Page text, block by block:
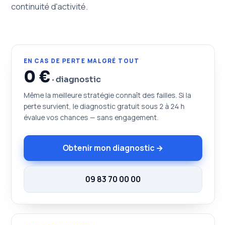
continuité d'activité.
EN CAS DE PERTE MALGRÉ TOUT
0 € · diagnostic
Même la meilleure stratégie connaît des failles. Si la
perte survient, le diagnostic gratuit sous 2 à 24 h
évalue vos chances — sans engagement.
Obtenir mon diagnostic →
09 83 70 00 00